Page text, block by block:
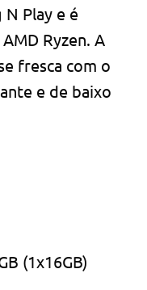
Play e é
Ryzen. A
fresca com o
e de baixo
(1x16GB)